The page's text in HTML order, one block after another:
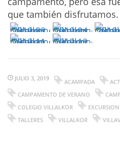
que también disfrutamos.
JULIO 3, 2019 ACAMPADA
CAMPAMENTO DE VERANO
COLEGIO VILLALKOR
TALLERES
VILLALKOR